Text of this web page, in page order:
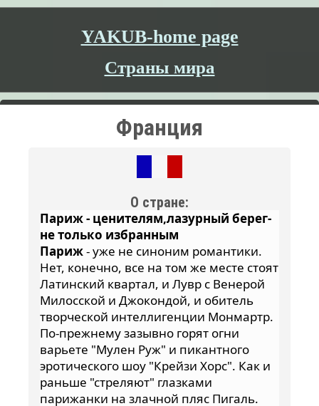
YAKUB-home page
Страны мира
Франция
О стране:
Париж - ценителям,лазурный берег-
не только избранным
Париж- уже не синоним романтики.
Нет, конечно, все на том же месте стоят
Латинский квартал, и Лувр с Венерой
Милосской и Джокондой, и обитель
творческой интеллигенции Монмартр.
По-прежнему зазывно горят огни
варьете "Мулен Руж" и пикантного
эротического шоу "Крейзи Хорс". Как и
раньше "стреляют" глазками
парижанки на злачной пляс Пигаль.